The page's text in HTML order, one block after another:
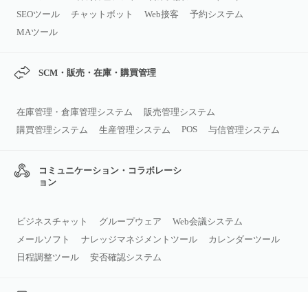
SEOツール
チャットボット Web接客
予約システム
MAツール
SCM・販売・在庫・購買管理
在庫管理・倉庫管理システム
販売管理システム
購買管理システム
生産管理システム POS 与信管理システム
コミュニケーション・コラボレーシ
ョン
ビジネスチャット グループウェア
Web会議システム
メールソフト
ナレッジマネジメントツール
カレンダーツール
日程調整ツール
安否確認システム